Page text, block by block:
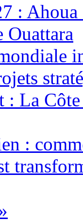
:
Ouattara
: La
: